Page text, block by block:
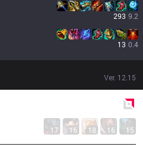
293 9.2
13 0.4
Ver. 12.15
17 16 18 16 15